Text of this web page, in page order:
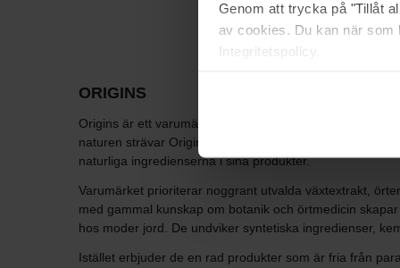
Genom att trycka på "Tillåt
av cookies. Du kan när
Integritetspolicy.
ORIGINS
Origins är ett varumärke som har förvandlat
naturen strävar Origins efter att erbjuda produkter som
naturliga ingredienserna i sina produkter.
Varumärket prioriterar noggrant utvalda växtextrakt,
med gammal kunskap om botanik och örtmedicin
hos moder jord. De undviker syntetiska ingredienser,
Istället erbjuder de en rad produkter som är fria från